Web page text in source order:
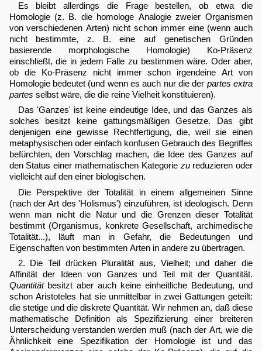
Es bleibt allerdings die Frage bestellen, ob etwa die
Homologie (z. B. die homologe Analogie zweier Organismen
von verschiedenen Arten) nicht schon immer eine (wenn auch
nicht bestimmte, z. B. eine auf genetischen Gründen
basierende morphologische Homologie) Ko-Präsenz
einschließt, die in jedem Falle zu bestimmen wäre. Oder aber,
ob die Ko-Präsenz nicht immer schon irgendeine Art von
Homologie bedeutet (und wenn es auch nur die der partes extra
partes selbst wäre, die die reine Vielheit konstituieren).
Das 'Ganzes' ist keine eindeutige Idee, und das Ganzes als
solches besitzt keine gattungsmäßigen Gesetze. Das gibt
denjenigen eine gewisse Rechtfertigung, die, weil sie einen
metaphysischen oder einfach konfusen Gebrauch des Begriffes
befürchten, den Vorschlag machen, die Idee des Ganzes auf
den Status einer mathematischen Kategorie zureduzieren oder
vielleicht auf den einer biologischen.
Die Perspektive der Totalität in einem allgemeinen Sinne
(nach der Art des 'Holismus') einzuführen, ist ideologisch. Denn
wenn man nicht die Natur und die Grenzen dieser Totalität
bestimmt (Organismus, konkrete Gesellschaft, archimedische
Totalität...), läuft man in Gefahr, die Bedeutungen und
Eigenschaften von bestimmten Arten in andere zu übertragen.
2. Die Teil drücken Pluralität aus, Vielheit; und daher die
Affinität der Ideen von Ganzes und Teil mit der Quantität.
Quantitätbesitzt aber auch keine einheitliche Bedeutung, und
schon Aristoteles hat sie unmittelbar in zwei Gattungen geteilt:
die stetige und die diskrete Quantität. Wir nehmen an, daß diese
mathematische Definition als Spezifizierung einer breiteren
Unterscheidung verstanden werden muß (nach der Art, wie die
Ähnlichkeit eine Spezifikation der Homologie ist und das